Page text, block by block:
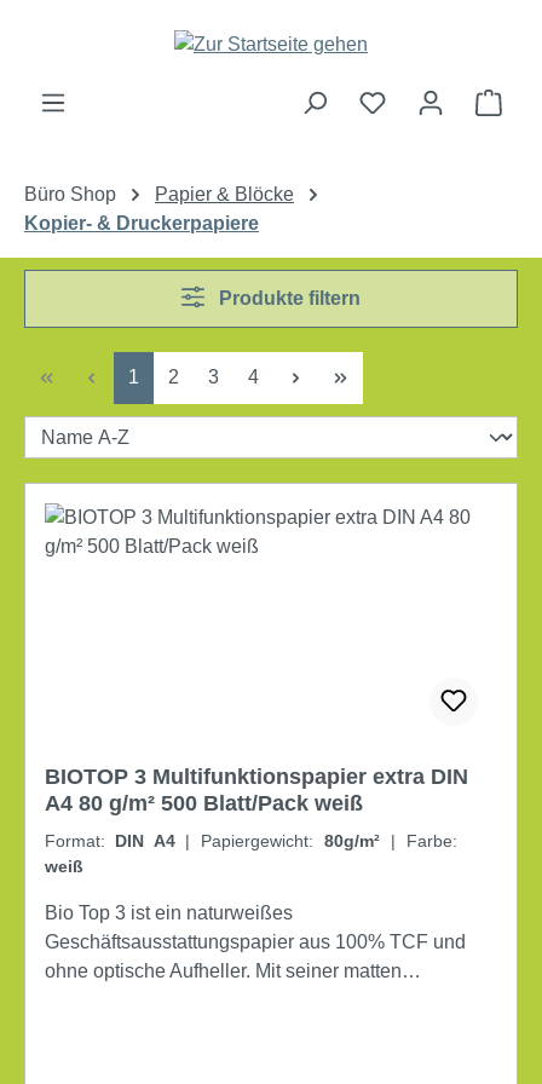
Zum Hauptinhalt springen
Büro Shop
Papier & Blöcke
Kopier- & Druckerpapiere
Produkte filtern
Seite
1 Seite
2 Seite
3 Seite
4
BIOTOP 3 Multifunktionspapier extra DIN
A4 80 g/m² 500 Blatt/Pack weiß
Format: DIN A4 | Papiergewicht: 80g/m² |
Farbe:
weiß
Bio Top 3 ist ein naturweißes
Geschäftsausstattungspapier aus 100% TCF und
ohne optische Aufheller. Mit seiner matten